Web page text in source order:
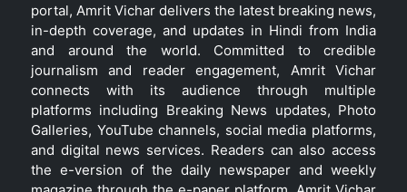
portal, Amrit Vichar delivers the latest breaking news,
in-depth coverage, and updates in Hindi from India
and around the world. Committed to credible
journalism and reader engagement, Amrit Vichar
connects with its audience through multiple
platforms including Breaking News updates, Photo
Galleries, YouTube channels, social media platforms,
and digital news services. Readers can also access
the e-version of the daily newspaper and weekly